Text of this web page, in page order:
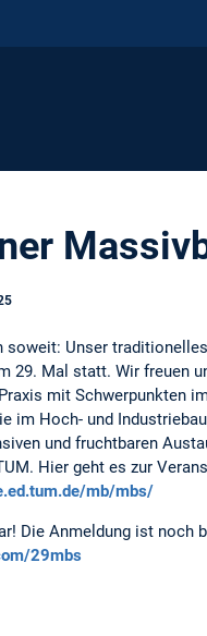
soweit: Unser
29. Mal statt. Wir freuen
mit Schwerpunkten
im Hoch- und
und fruchtbaren
Hier geht es zur
mb/mbs/
Die Anmeldung ist noch
29mbs